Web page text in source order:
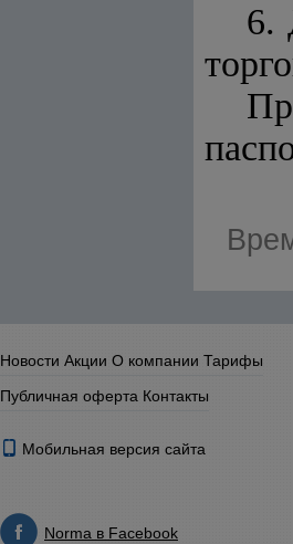
6.
Новости Акции О компании Тарифы
Публичная оферта Контакты
Мобильная версия сайта
Norma в Facebook